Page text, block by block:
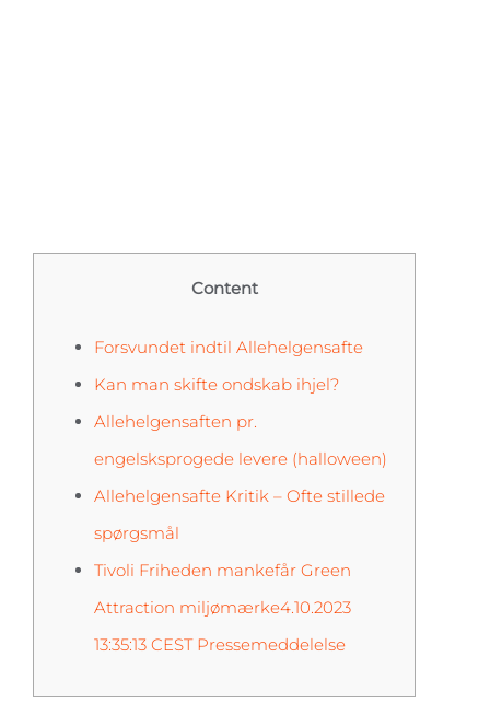
Content
Forsvundet indtil Allehelgensafte
Kan man skifte ondskab ihjel?
Allehelgensaften pr.
engelsksprogede levere (halloween)
Allehelgensafte Kritik – Ofte stillede
spørgsmål
Tivoli Friheden mankefår Green
Attraction miljømærke4.10.2023
13:35:13 CEST Pressemeddelelse